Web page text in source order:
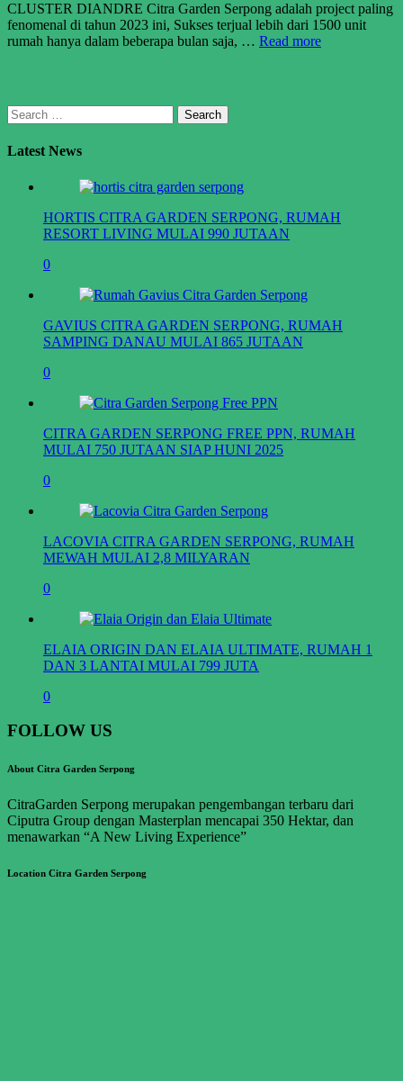
CLUSTER DIANDRE Citra Garden Serpong adalah project paling
fenomenal di tahun 2023 ini, Sukses terjual lebih dari 1500 unit
rumah hanya dalam beberapa bulan saja, … Read more
Search
for:
Latest News
HORTIS CITRA GARDEN SERPONG, RUMAH
RESORT LIVING MULAI 990 JUTAAN
0
GAVIUS CITRA GARDEN SERPONG, RUMAH
SAMPING DANAU MULAI 865 JUTAAN
0
CITRA GARDEN SERPONG FREE PPN, RUMAH
MULAI 750 JUTAAN SIAP HUNI 2025
0
LACOVIA CITRA GARDEN SERPONG, RUMAH
MEWAH MULAI 2,8 MILYARAN
0
ELAIA ORIGIN DAN ELAIA ULTIMATE, RUMAH 1
DAN 3 LANTAI MULAI 799 JUTA
0
FOLLOW US
About Citra Garden Serpong
CitraGarden Serpong merupakan pengembangan terbaru dari
Ciputra Group dengan Masterplan mencapai 350 Hektar, dan
menawarkan “A New Living Experience”
Location Citra Garden Serpong